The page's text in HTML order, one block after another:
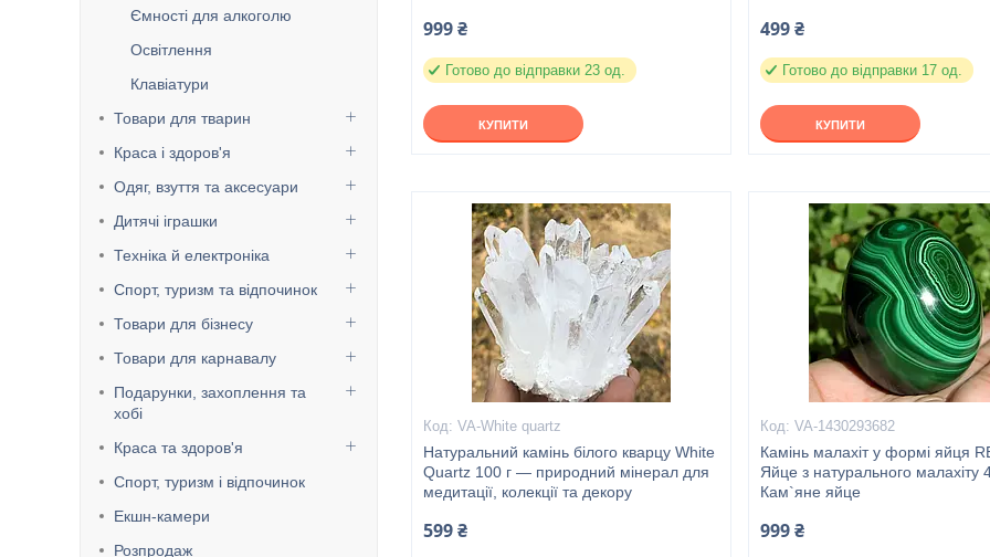
Ємності для алкоголю
Освітлення
Клавіатури
Товари для тварин
Краса і здоров'я
Одяг, взуття та аксесуари
Дитячі іграшки
Техніка й електроніка
Спорт, туризм та відпочинок
Товари для бізнесу
Товари для карнавалу
Подарунки, захоплення та
хобі
Краса та здоров'я
Спорт, туризм і відпочинок
Екшн-камери
Розпродаж
999 ₴
Готово до відправки 23 од.
КУПИТИ
499 ₴
Готово до відправки 17 од.
КУПИТИ
VA-White quartz
Натуральний камінь білого кварцу White
Quartz 100 г — природний мінерал для
медитації, колекції та декору
599 ₴
VA-1430293682
Камінь малахіт у формі яйця
Яйце з натурального малахіту
Кам`яне яйце
999 ₴